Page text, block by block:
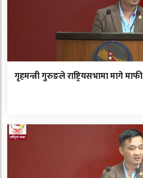
गृहमन्त्री गुरुङले राष्ट्रियसभामा मागे माफी